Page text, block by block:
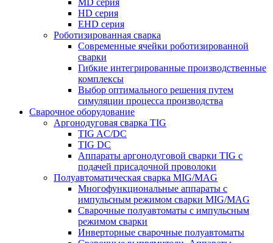
HD серия
EHD серия
Роботизированная сварка
Современные ячейки роботизированной
сварки
Гибкие интегрированные производственные
комплексы
Выбор оптимального решения путем
симуляции процесса производства
Сварочное оборудование
Аргонодуговая сварка TIG
TIG AC/DC
TIG DC
Аппараты аргонодуговой сварки TIG с
подачей присадочной проволоки
Полуавтоматическая сварка MIG/MAG
Многофункциональные аппараты с
импульсным режимом сварки MIG/MAG
Сварочные полуавтоматы с импульсным
режимом сварки
Инверторные сварочные полуавтоматы